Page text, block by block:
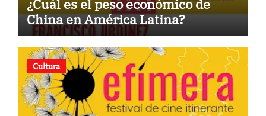
¿Cuál es el peso económico de
China en América Latina?
Cultura